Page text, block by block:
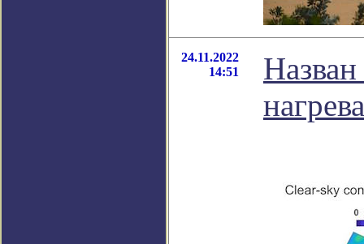
24.11.2022
14:51